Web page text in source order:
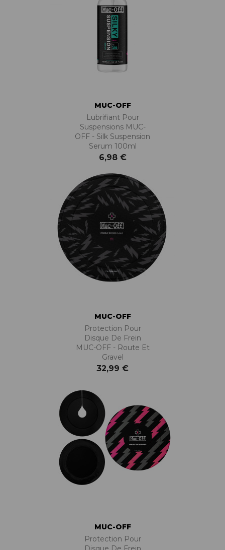
MUC-OFF
Lubrifiant Pour
Suspensions MUC-
OFF - Silk Suspension
Serum 100ml
6,98 €
MUC-OFF
Protection Pour
Disque De Frein
MUC-OFF - Route Et
Gravel
32,99 €
MUC-OFF
Protection Pour